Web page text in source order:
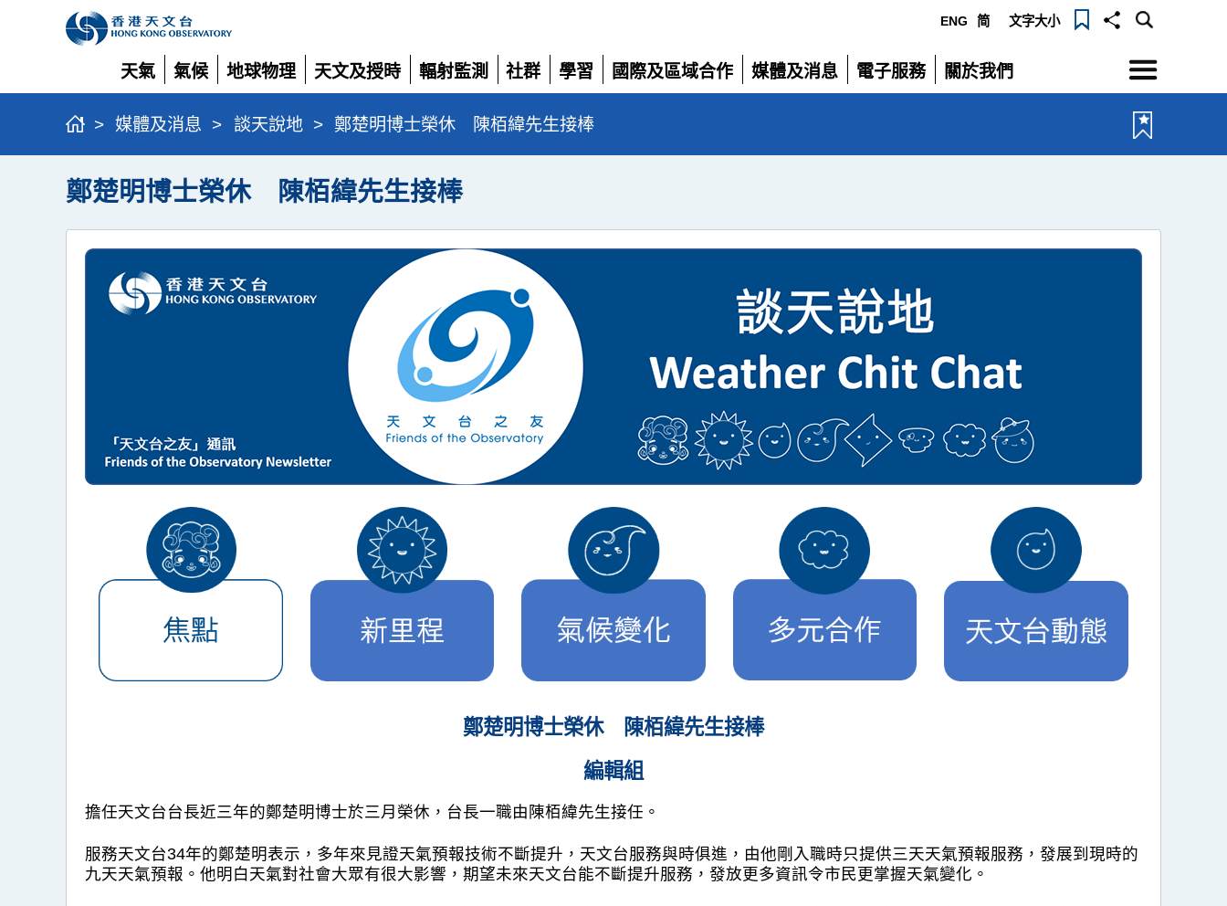
ENG 简 文字大小
天氣
展
開
氣候
展
開
地球物理
展
開
天文及授時
展
開
輻射監測
展
開
社群
展
開
學習
展
開
國際及區域合作
展
媒體及消息
展
電子服務
展
關於我們
展
選
單
> 媒體及消息 > 談天說地 > 鄭楚明博士榮休 陳栢緯先生接棒
鄭楚明博士榮休 陳栢緯先生接棒
鄭楚明博士榮休 陳栢緯先生接棒
編輯組
擔任天文台台長近三年的鄭楚明博士於三月榮休，台長一職由陳栢緯先生接任。
服務天文台34年的鄭楚明表示，多年來見證天氣預報技術不斷提升，天文台服務與時俱進，由他剛入職時只提供三天天氣預報服務，發展到現時的
九天天氣預報。他明白天氣對社會大眾有很大影響，期望未來天文台能不斷提升服務，發放更多資訊令市民更掌握天氣變化。